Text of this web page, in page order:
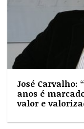
José Carvalho:
anos é
valor e